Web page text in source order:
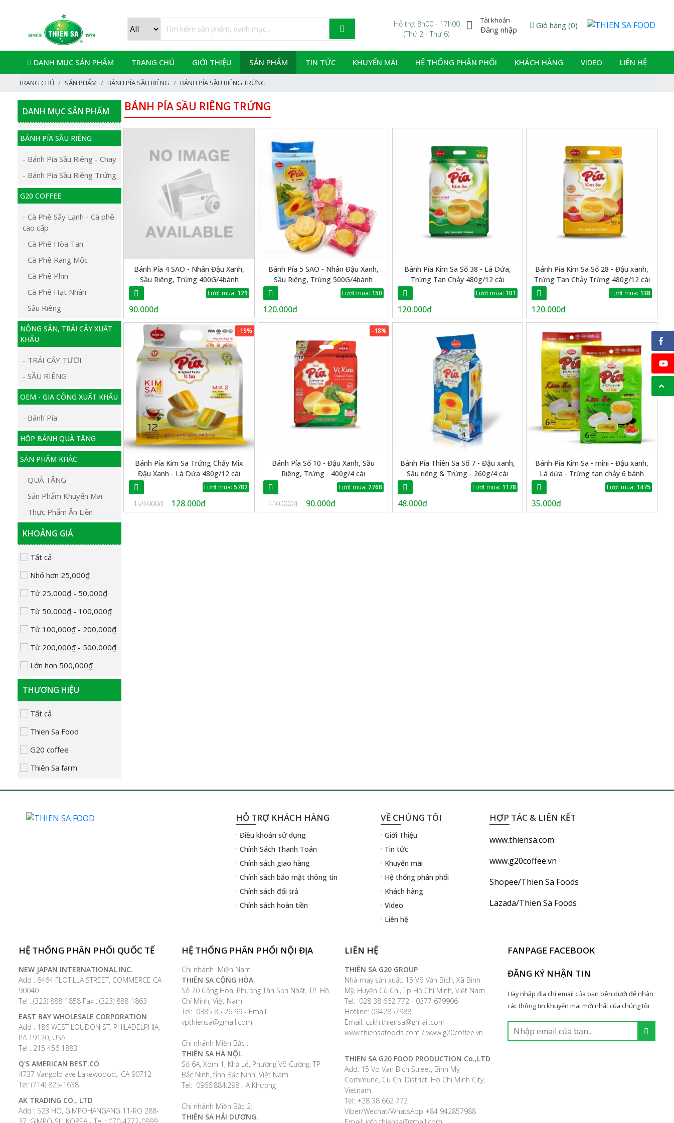
Hỗ trợ: 8h00 - 17h00
(Thứ 2 - Thứ 6)
Tài khoản
Đăng nhập Giỏ hàng (0) Powered by
DANH MỤC SẢN PHẨM TRANG CHỦ GIỚI THIỆU SẢN PHẨM TIN TỨC KHUYẾN MÃI HỆ THỐNG PHÂN PHỐI KHÁCH HÀNG VIDEO LIÊN HỆ
TRANG CHỦ SẢN PHẨM BÁNH PÍA SẦU RIÊNG BÁNH PÍA SẦU RIÊNG TRỨNG
BÁNH PÍA SẦU RIÊNG TRỨNG
Bánh Pía 4 SAO - Nhân Đậu Xanh,
Sầu Riêng, Trứng 400G/4bánh
Lượt mua: 129
90.000đ
Bánh Pía 5 SAO - Nhân Đậu Xanh,
Sầu Riêng, Trứng 500G/4bánh
Lượt mua: 150
120.000đ
Bánh Pía Kim Sa Số 38 - Lá Dứa,
Trứng Tan Chảy 480g/12 cái
Lượt mua: 101
120.000đ
Bánh Pía Kim Sa Số 28 - Đậu xanh,
Trứng Tan Chảy Trứng 480g/12 cái
Lượt mua: 138
120.000đ
Bánh Pía Kim Sa Trứng Chảy Mix
Đậu Xanh - Lá Dứa 480g/12 cái
Lượt mua: 5782
159.000đ 128.000đ
-19%
Bánh Pía Số 10 - Đậu Xanh, Sầu
Riêng, Trứng - 400g/4 cái
Lượt mua: 2768
110.000đ 90.000đ
-18%
Bánh Pía Thiên Sa Số 7 - Đậu xanh,
Sầu riêng & Trứng - 260g/4 cái
Lượt mua: 1178
48.000đ
Bánh Pía Kim Sa - mini - Đậu xanh,
Lá dứa - Trứng tan chảy 6 bánh
Lượt mua: 1475
35.000đ
DANH MỤC SẢN PHẨM
BÁNH PÍA SẦU RIÊNG
- Bánh Pía Sầu Riêng - Chay
- Bánh Pía Sầu Riêng Trứng
G20 COFFEE
- Cà Phê Sấy Lạnh - Cà phê
cao cấp
- Cà Phê Hòa Tan
- Cà Phê Rang Mộc
- Cà Phê Phin
- Cà Phê Hạt Nhân
- Sầu Riêng
NÔNG SẢN, TRÁI CÂY XUẤT
KHẨU
- TRÁI CÂY TƯƠI
- SẦU RIÊNG
OEM - GIA CÔNG XUẤT KHẨU
- Bánh Pía
HỘP BÁNH QUÀ TẶNG
SẢN PHẨM KHÁC
- QUÀ TẶNG
- Sản Phẩm Khuyến Mãi
- Thực Phẩm Ăn Liền
KHOẢNG GIÁ
Tất cả
Nhỏ hơn 25,000₫
Từ 25,000₫ - 50,000₫
Từ 50,000₫ - 100,000₫
Từ 100,000₫ - 200,000₫
Từ 200,000₫ - 500,000₫
Lớn hơn 500,000₫
THƯƠNG HIỆU
Tất cả
Thien Sa Food
G20 coffee
Thiên Sa farm
HỖ TRỢ KHÁCH HÀNG
Điều khoản sử dụng
Chính Sách Thanh Toán
Chính sách giao hàng
Chính sách bảo mật thông tin
Chính sách đổi trả
Chính sách hoàn tiền
VỀ CHÚNG TÔI
Giới Thiệu
Tin tức
Khuyến mãi
Hệ thống phân phối
Khách hàng
Video
Liên hệ
HỢP TÁC & LIÊN KẾT
www.thiensa.com
www.g20coffee.vn
Shopee/Thien Sa Foods
Lazada/Thien Sa Foods
HỆ THỐNG PHÂN PHỐI QUỐC TẾ
NEW JAPAN INTERNATIONAL INC.
Add : 6464 FLOTILLA STREET, COMMERCE CA
90040
Tel : (323) 888-1858 Fax : (323) 888-1863
EAST BAY WHOLESALE CORPORATION
Add : 186 WEST LOUDON ST. PHILADELPHIA,
PA 19120, USA
Tel : 215 456 1883
Q'S AMERICAN BEST.CO
4737 Vangold ave Lakewoood,. CA 90712
Tel: (714) 825-1638
AK TRADING CO., LTD
Add : 523 HO, GIMPOHANGANG 11-RO 288-
HỆ THỐNG PHÂN PHỐI NỘI ĐỊA
Chi nhánh Miền Nam
THIÊN SA CỘNG HÒA.
Số 70 Cộng Hòa, Phường Tân Sơn Nhất, TP. Hồ
Chí Minh, Việt Nam
Tel: 0385 85 26 99 - Email:
vpthiensa@gmail.com
Chi nhánh Miền Bắc :
THIÊN SA HÀ NỘI.
Số 6A, Xóm 1, Khả Lễ, Phường Võ Cường, TP
Bắc Ninh, tỉnh Bắc Ninh, Việt Nam
Tel: 0966.884.298 - A Khương
Chi nhánh Miền Bắc 2:
THIÊN SA HẢI DƯƠNG.
LIÊN HỆ
THIÊN SA G20 GROUP
Nhà máy sản xuất: 15 Võ Văn Bích, Xã Bình
Mỹ, Huyện Củ Chi, Tp Hồ Chí Minh, Việt Nam
Tel: 028 38 662 772 - 0377 679906
Hotline: 0942857988.
Email: cskh.thiensa@gmail.com
www.thiensafoods.com / www.g20coffee.vn
THIEN SA G20 FOOD PRODUCTION Co.,LTD
Add: 15 Vo Van Bich Street, Binh My
Commune, Cu Chi District, Ho Chi Minh City,
Vietnam
Tel: +28 38 662 772
Viber/Wechat/WhatsApp +84 942857988
FANPAGE FACEBOOK
ĐĂNG KÝ NHẬN TIN
Hãy nhập địa chỉ email của bạn bên dưới để nhận
các thông tin khuyến mãi mới nhất của chúng tôi